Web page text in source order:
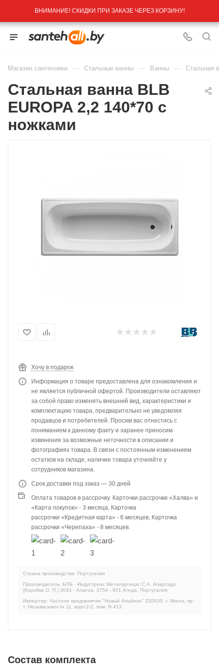
ВНИМАНИЕ! СКИДКИ ПРИ ЗАКАЗЕ ЧЕРЕЗ КОРЗИНУ!
Магазин сантехники — Стальные ванны — Ванны — Стальная
Стальная ванна BLB
EUROPA 2,2 140*70 с
ножками
Хочу в подарок
Информация о товаре предоставлена для ознакомления и
не является публичной офертой. Производители оставляют
за собой право изменять внешний вид, характеристики и
комплектацию товара, предварительно не уведомляя
продавцов и потребителей. Просим вас отнестись с
пониманием к данному факту и заранее приносим
извинения за возможные неточности в описании и
фотографиях товара. В связи с постоянным изменением
остатков на складе, наличие товара уточняйте у
сотрудников магазина.
Срок доставки под заказ — 30 дней
Оплата товаров в рассрочку. Карточки рассрочки «Халва» и
«Карта покупок» - 3 месяца, Карточка
рассрочки «Кредитная карта» - 6 месяцев, Карточка
рассрочки «Черепаха» - 8 месяцев.
Страна производства: Португалия
Производитель: БЛБ - Индустриас Металургицас С.А. Апартадо
(Коробка О. П.) 3041 - Алагоа, 3754 - 901 Агеда, Португалия
Импортер: Частное предприятие "Новый Альбион" 220030, г. Минск, пр-
т. Независимости 11, корп 2-2, пом. N 413
Состав комплекта